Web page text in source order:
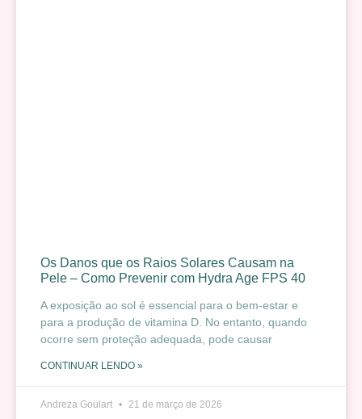
Os Danos que os Raios Solares Causam na
Pele – Como Prevenir com Hydra Age FPS 40
A exposição ao sol é essencial para o bem-estar e
para a produção de vitamina D. No entanto, quando
ocorre sem proteção adequada, pode causar
CONTINUAR LENDO »
Andreza Goulart 21 de março de 2026